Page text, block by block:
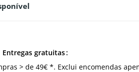
Entregas gratuitas
> de 49€ *. Exclui encomendas